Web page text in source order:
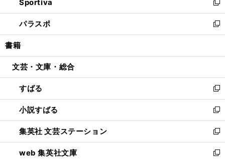
く
ド
ウ
で
開
ィ
ン
ド
ウ
開
い
ウ
ィ
ン
ウ
開
く
Sportiva
新
し
い
ウ
ン
ウ
で
開
く
パラスポ
新
し
ウ
ン
ド
ウ
で
開
く
書籍
文芸・文庫・総合
すばる
新
し
い
ウ
ィ
ン
ド
小説すばる
新
し
い
ウ
ィ
集英社 文芸ステーション
新
し
い
web 集英社文庫
新